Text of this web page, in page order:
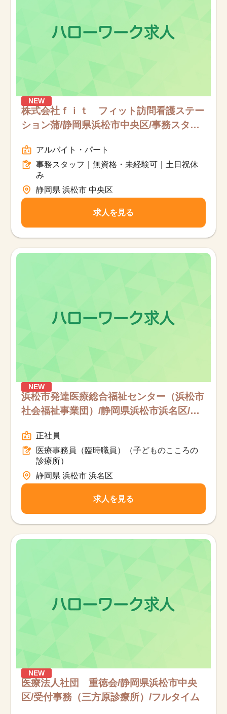
NEW
株式会社ｆｉｔ フィット訪問看護ステー
ション蒲/静岡県浜松市中央区/事務スタッ
ト アルバイト・パート
事務スタッフ｜無資格・未経験可｜土日祝休
み
静岡県 浜松市 中央区
求人を見る
NEW
浜松市発達医療総合福祉センター（浜松市
社会福祉事業団）/静岡県浜松市浜名区/医
診療所）/フルタイム
正社員
医療事務員（臨時職員）（子どものこころの
診療所）
静岡県 浜松市 浜名区
求人を見る
NEW
医療法人社団 重徳会/静岡県浜松市中央
区/受付事務（三方原診療所）/フルタイム